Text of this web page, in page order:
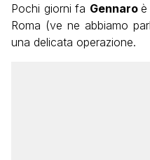
Pochi giorni fa Gennaroè
Roma (ve ne abbiamo
una delicata operazione.